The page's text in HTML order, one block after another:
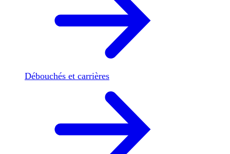
Débouchés et carrières